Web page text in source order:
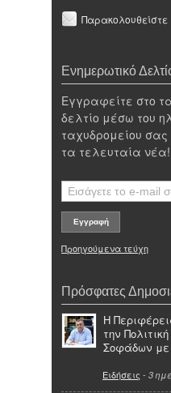
Ενημερωτικό
Εγγραφείτε στο
δελτίο μέσω του
ταχυδρομείου
τα τελευταία νέα!
Προηγούμενα τεύχη
Πρόσφατες
Η
την
Σοφάδων με
Ειδήσεις - 3